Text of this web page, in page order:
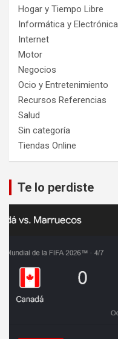
Hogar y Tiempo Libre
Informática y Electrónica
Internet
Motor
Negocios
Ocio y Entretenimiento
Recursos Referencias
Salud
Sin categoría
Tiendas Online
Te lo perdiste